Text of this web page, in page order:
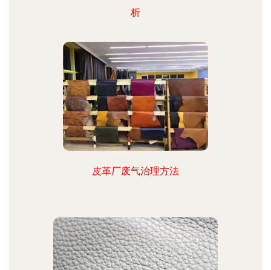
析
皮革厂废气治理方法